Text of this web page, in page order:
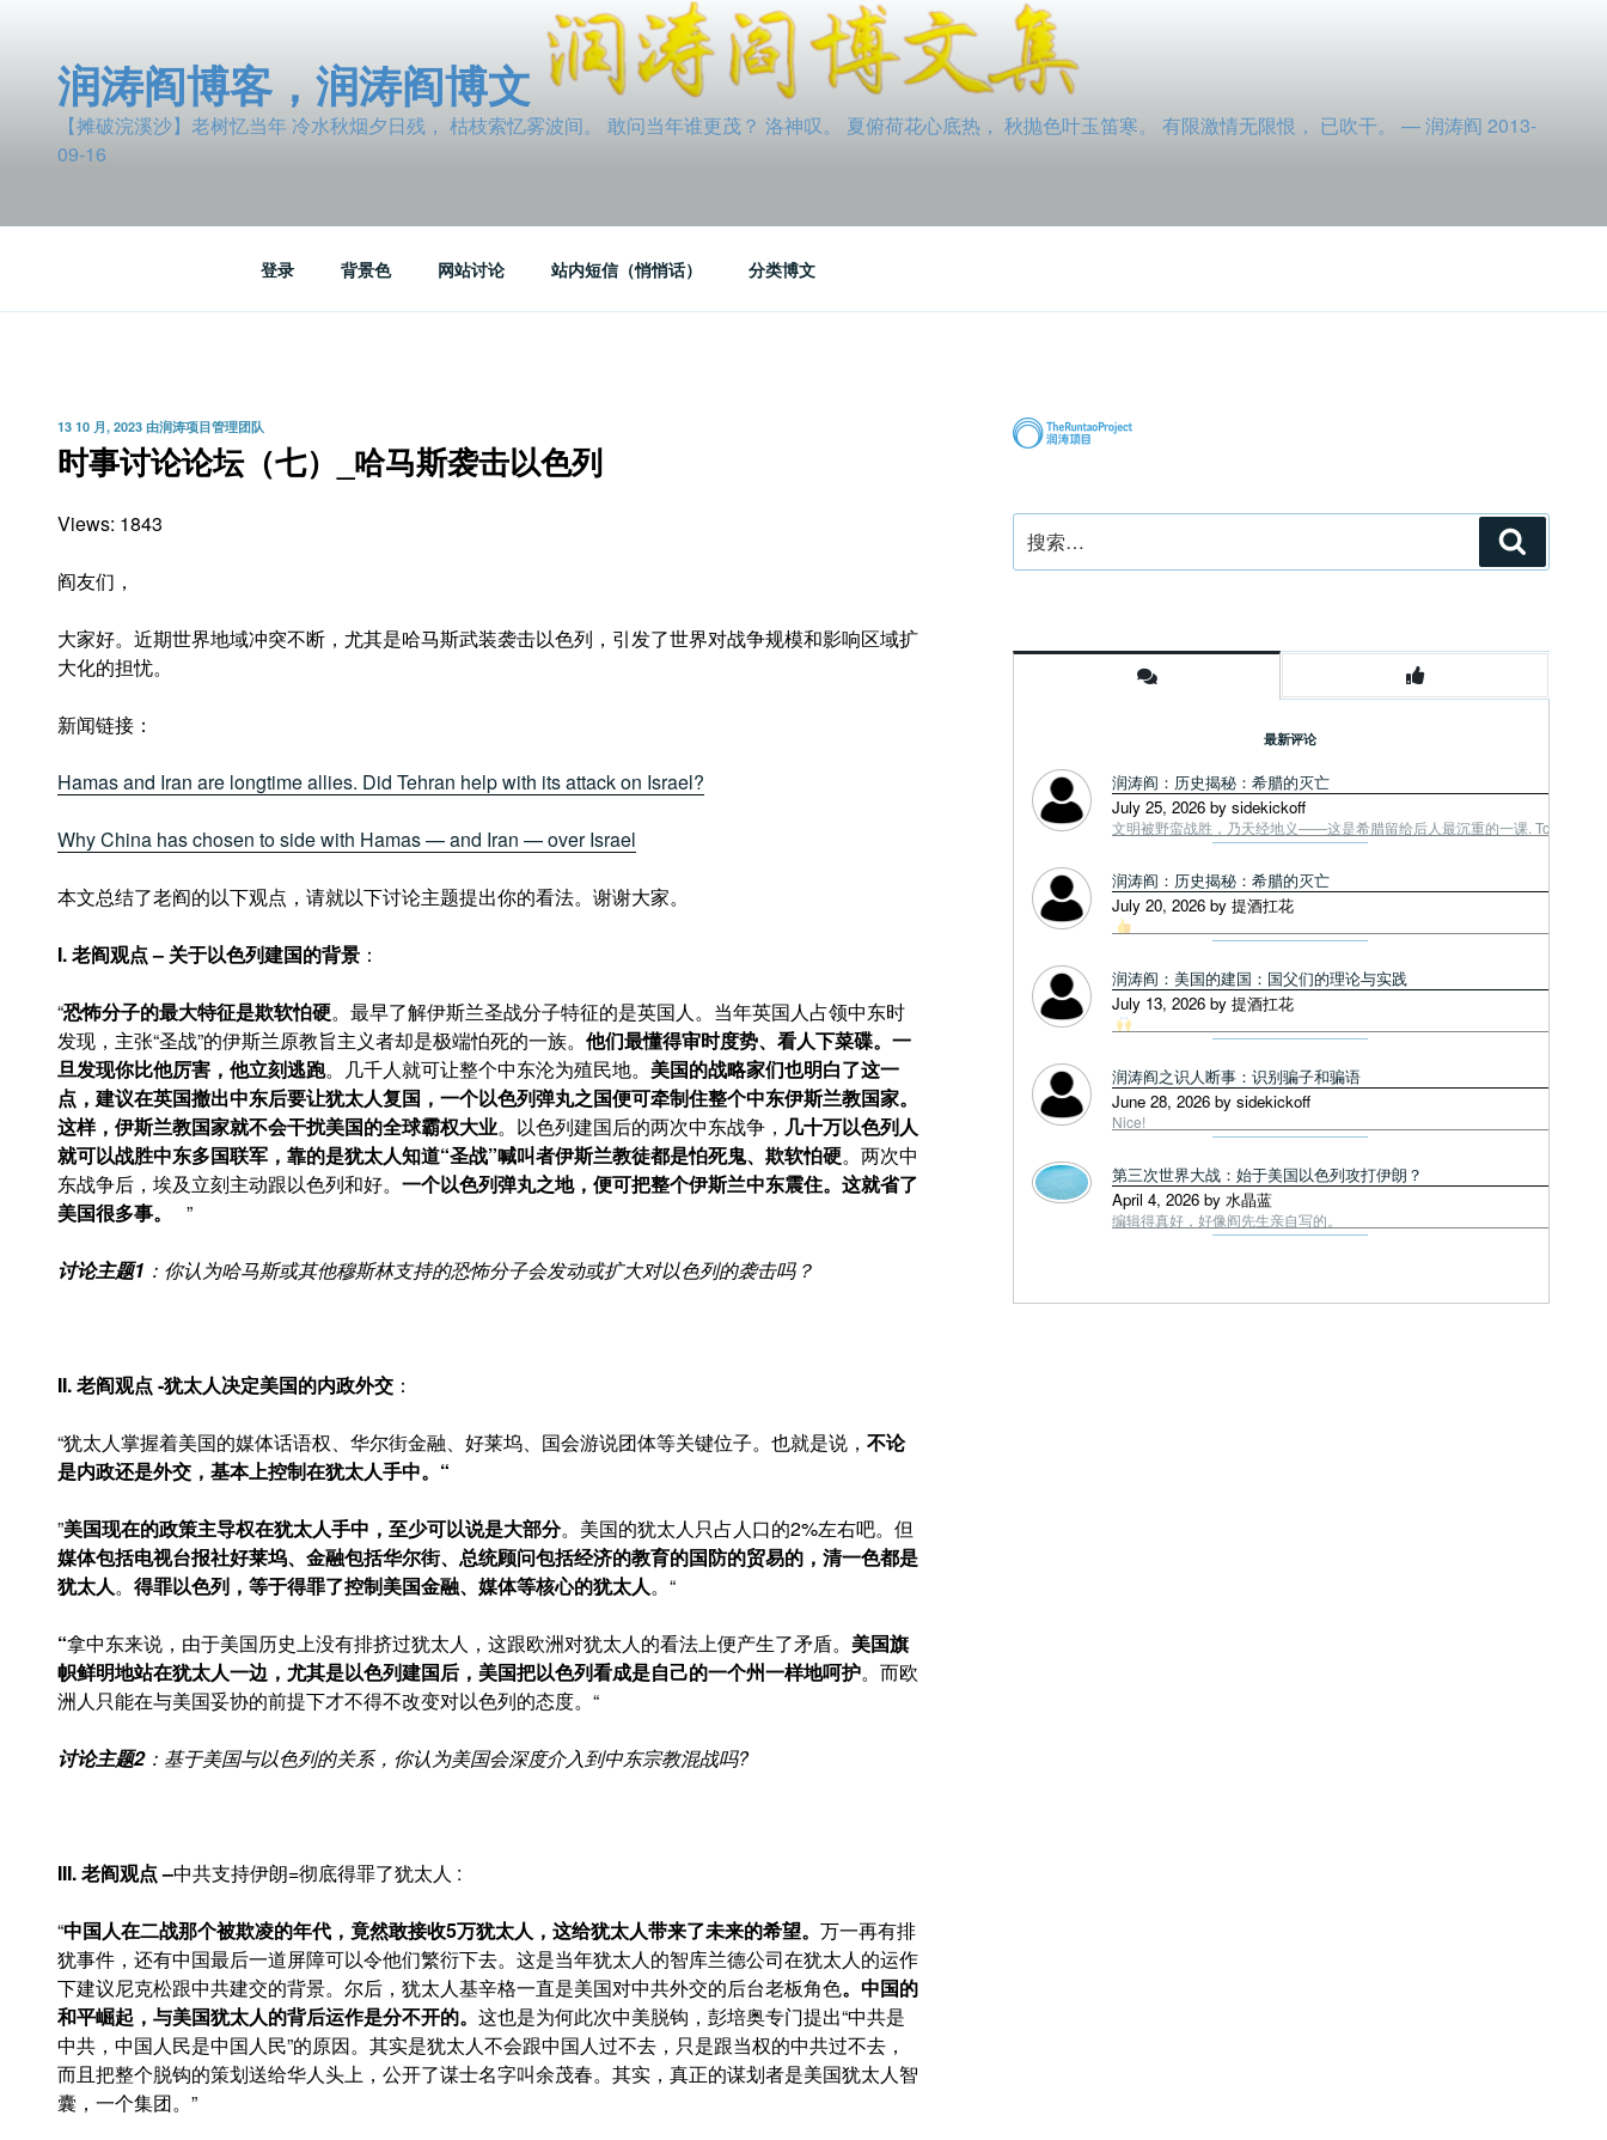
润涛阎博客，润涛阎博文
【摊破浣溪沙】老树忆当年 冷水秋烟夕日残， 枯枝索忆雾波间。 敢问当年谁更茂？ 洛神叹。 夏俯荷花心底热， 秋抛色叶玉笛寒。 有限激情无限恨， 已吹干。 — 润涛阎 2013-
09-16
登录 背景色 网站讨论 站内短信（悄悄话） 分类博文
发
布
于
13 10 月, 2023 由润涛项目管理团队
时事讨论论坛（七）_哈马斯袭击以色列
Views: 1843
阎友们，
大家好。近期世界地域冲突不断，尤其是哈马斯武装袭击以色列，引发了世界对战争规模和影响区域扩
大化的担忧。
新闻链接：
Hamas and Iran are longtime allies. Did Tehran help with its attack on Israel?
Why China has chosen to side with Hamas — and Iran — over Israel
本文总结了老阎的以下观点，请就以下讨论主题提出你的看法。谢谢大家。
I. 老阎观点– 关于以色列建国的背景 ：
“恐怖分子的最大特征是欺软怕硬。最早了解伊斯兰圣战分子特征的是英国人。当年英国人占领中东时
发现，主张“圣战”的伊斯兰原教旨主义者却是极端怕死的一族。 他们最懂得审时度势、看人下菜碟。一
旦发现你比他厉害，他立刻逃跑。几千人就可让整个中东沦为殖民地。 美国的战略家们也明白了这一
点，建议在英国撤出中东后要让犹太人复国，一个以色列弹丸之国便可牵制住整个中东伊斯兰教国家。
这样，伊斯兰教国家就不会干扰美国的全球霸权大业。以色列建国后的两次中东战争， 几十万以色列人
就可以战胜中东多国联军，靠的是犹太人知道“圣战”喊叫者伊斯兰教徒都是怕死鬼、欺软怕硬。两次中
东战争后，埃及立刻主动跟以色列和好。 一个以色列弹丸之地，便可把整个伊斯兰中东震住。这就省了
美国很多事。
”
讨论主题1 ：你认为哈马斯或其他穆斯林支持的恐怖分子会发动或扩大对以色列的袭击吗？
II. 老阎观点 -犹太人决定美国的内政外交 ：
“犹太人掌握着美国的媒体话语权、华尔街金融、好莱坞、国会游说团体等关键位子。也就是说， 不论
是内政还是外交，基本上控制在犹太人手中。“
”美国现在的政策主导权在犹太人手中，至少可以说是大部分。美国的犹太人只占人口的2%左右吧。但
媒体包括电视台报社好莱坞、金融包括华尔街、总统顾问包括经济的教育的国防的贸易的，清一色都是
犹太人。 得罪以色列，等于得罪了控制美国金融、媒体等核心的犹太人。“
“拿中东来说，由于美国历史上没有排挤过犹太人，这跟欧洲对犹太人的看法上便产生了矛盾。 美国旗
帜鲜明地站在犹太人一边，尤其是以色列建国后，美国把以色列看成是自己的一个州一样地呵护。而欧
洲人只能在与美国妥协的前提下才不得不改变对以色列的态度。“
讨论主题2：基于美国与以色列的关系，你认为美国会深度介入到中东宗教混战吗?
III. 老阎观点–中共支持伊朗=彻底得罪了犹太人 :
“中国人在二战那个被欺凌的年代，竟然敢接收5万犹太人，这给犹太人带来了未来的希望。 万一再有排
犹事件，还有中国最后一道屏障可以令他们繁衍下去。这是当年犹太人的智库兰德公司在犹太人的运作
下建议尼克松跟中共建交的背景。尔后，犹太人基辛格一直是美国对中共外交的后台老板角色。中国的
和平崛起，与美国犹太人的背后运作是分不开的。 这也是为何此次中美脱钩，彭培奥专门提出“中共是
中共，中国人民是中国人民”的原因。其实是犹太人不会跟中国人过不去，只是跟当权的中共过不去，
而且把整个脱钩的策划送给华人头上，公开了谋士名字叫余茂春。其实，真正的谋划者是美国犹太人智
囊，一个集团。”
索：
索
最新评论
润涛阎：历史揭秘：希腊的灭亡
July 25, 2026 by sidekickoff
文明被野蛮战胜，乃天经地义——这是希腊留给后人最沉重的一课. Tough
润涛阎：历史揭秘：希腊的灭亡
July 20, 2026 by 提酒扛花
润涛阎：美国的建国：国父们的理论与实践
July 13, 2026 by 提酒扛花
润涛阎之识人断事：识别骗子和骗语
June 28, 2026 by sidekickoff
Nice!
第三次世界大战：始于美国以色列攻打伊朗？
April 4, 2026 by 水晶蓝
编辑得真好，好像阎先生亲自写的。